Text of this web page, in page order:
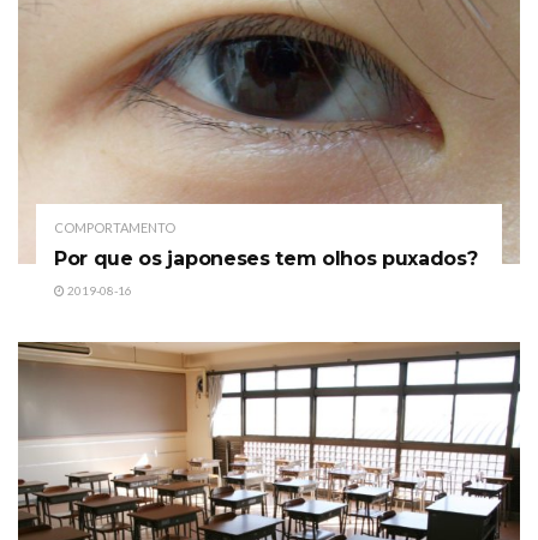
COMPORTAMENTO
Por que os japoneses tem olhos puxados?
2019-08-16